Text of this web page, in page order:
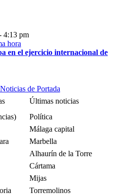
4:13 pm
en el ejercicio internacional de
Noticias de Portada
Últimas noticias
Política
Málaga capital
Marbella
Alhaurín de la Torre
Cártama
Mijas
Torremolinos